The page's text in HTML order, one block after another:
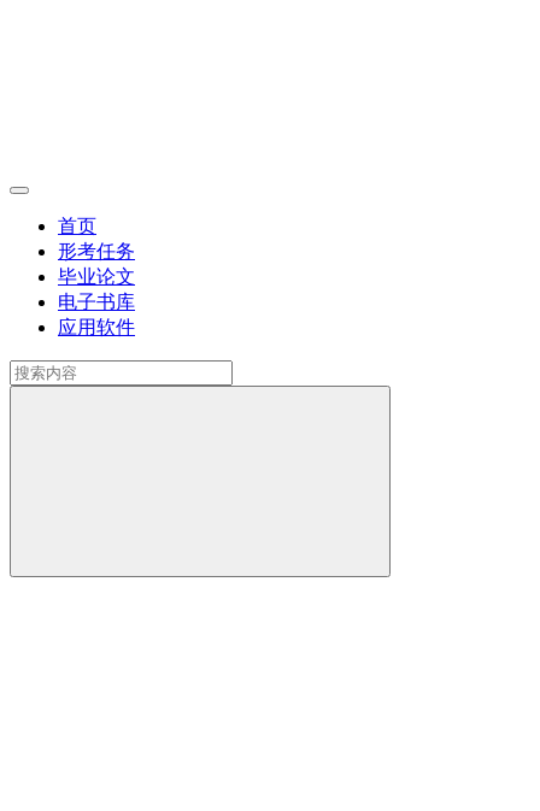
首页
形考任务
毕业论文
电子书库
应用软件